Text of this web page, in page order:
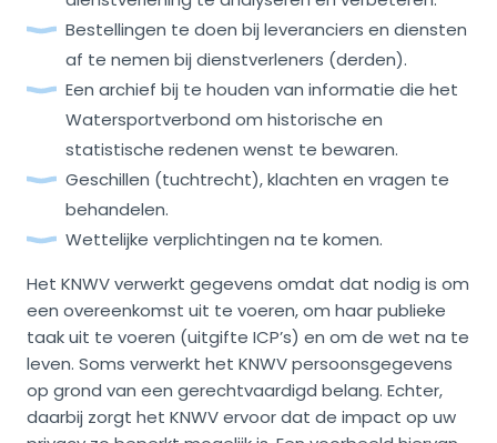
Bestellingen te doen bij leveranciers en diensten
af te nemen bij dienstverleners (derden).
Een archief bij te houden van informatie die het
Watersportverbond om historische en
statistische redenen wenst te bewaren.
Geschillen (tuchtrecht), klachten en vragen te
behandelen.
Wettelijke verplichtingen na te komen.
Het KNWV verwerkt gegevens omdat dat nodig is om
een overeenkomst uit te voeren, om haar publieke
taak uit te voeren (uitgifte ICP’s) en om de wet na te
leven. Soms verwerkt het KNWV persoonsgegevens
op grond van een gerechtvaardigd belang. Echter,
daarbij zorgt het KNWV ervoor dat de impact op uw